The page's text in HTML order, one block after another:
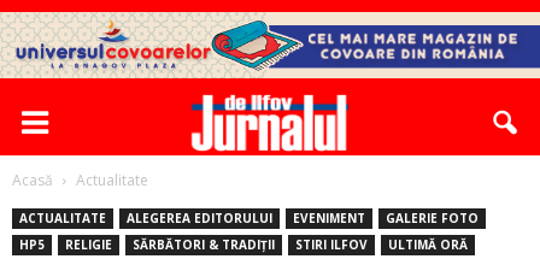
Acasă Actualitate
ACTUALITATE ALEGEREA EDITORULUI EVENIMENT
GALERIE FOTO
HP5
RELIGIE SĂRBĂTORI & TRADIȚII STIRI ILFOV ULTIMĂ ORĂ